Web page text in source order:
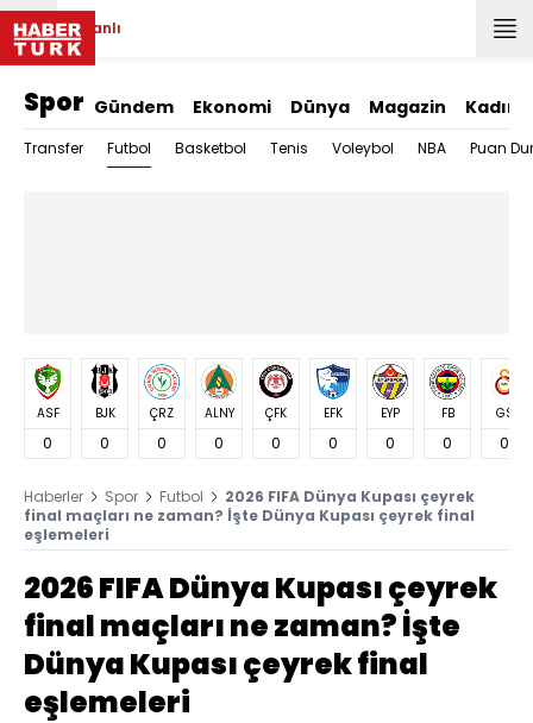
Canlı
Spor Gündem Ekonomi Dünya Magazin Kadın
Transfer Futbol Basketbol Tenis Voleybol NBA Puan
ASF
0
BJK
0
ÇRZ
0
ALNY
0
ÇFK
0
EFK
0
EYP
0
FB
0
GS
0
Haberler Spor Futbol
2026 FIFA Dünya Kupası çeyrek
final maçları ne zaman? İşte Dünya Kupası çeyrek final
eşlemeleri
2026 FIFA Dünya Kupası çeyrek
final maçları ne zaman? İşte
Dünya Kupası çeyrek final
eşlemeleri